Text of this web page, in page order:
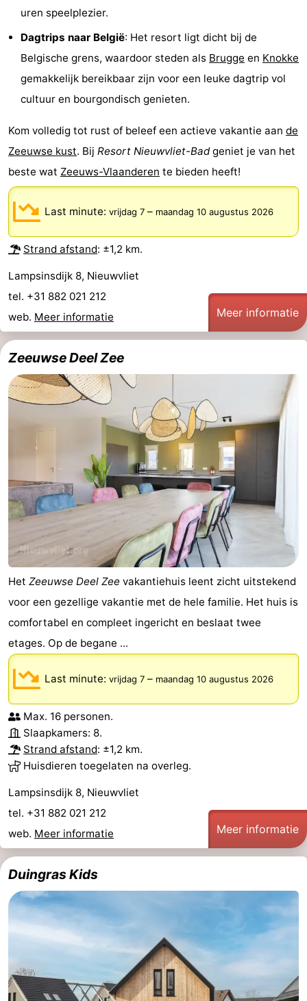
drinken
Zeehonden
Evenementen
Praktisch
Forum
Route
Parkeren
Reisboekenwinkel
Nieuws
Medische
Zeeland
-
Domburg
Zoutelande
Vlissingen
-
Middelburg
Zeeuws-
Vlaanderen
-
Sluis
-
Cadzand
-
Retranchement
-
Natuur
Het
West-
Vlaanderen
-
Gent
De
Kust
Knokke-
Heist
-
Zeebrugge
-
Blankenberge
-
Wenduine
Weer
Contact
uren speelplezier.
Dagtrips naar België: Het resort ligt dicht bij de
Belgische grens, waardoor steden als Brugge en Knokke
gemakkelijk bereikbaar zijn voor een leuke dagtrip vol
cultuur en bourgondisch genieten.
Kom volledig tot rust of beleef een actieve vakantie aan de
Zeeuwse kust. Bij Resort Nieuwvliet-Badgeniet je van het
beste wat Zeeuws-Vlaanderen te bieden heeft!
Last minute: vrijdag 7 – maandag 10 augustus 2026
Strand afstand: ±1,2 km.
Lampsinsdijk 8, Nieuwvliet
tel. +31 882 021 212
web. Meer informatie Meer informatie
Zeeuwse Deel Zee
Het Zeeuwse Deel Zee vakantiehuis leent zicht uitstekend
voor een gezellige vakantie met de hele familie. Het huis is
comfortabel en compleet ingericht en beslaat twee
etages. Op de begane ...
Last minute: vrijdag 7 – maandag 10 augustus 2026
Max. 16 personen.
Slaapkamers: 8.
Strand afstand: ±1,2 km.
Huisdieren toegelaten na overleg.
Lampsinsdijk 8, Nieuwvliet
tel. +31 882 021 212
web. Meer informatie Meer informatie
Duingras Kids